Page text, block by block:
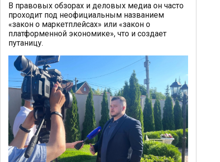
В правовых обзорах и деловых медиа он часто
проходит под неофициальным названием
«закон о маркетплейсах» или «закон о
платформенной экономике», что и создает
путаницу.